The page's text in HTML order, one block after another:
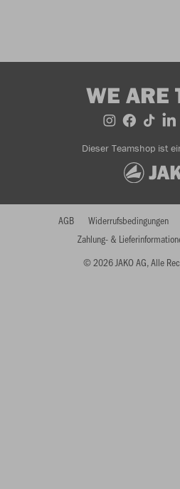
WE ARE
Dieser Teamshop ist
© 2026 JAKO AG, Alle
AGB Widerrufsbedingungen
Zahlung- &